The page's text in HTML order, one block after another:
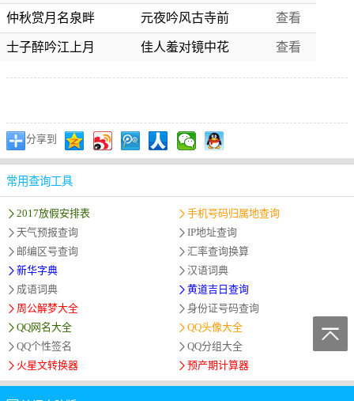
仲秋赏月名泉畔 元夜吟风古寺前 查看
士子醉吟江上月 佳人羞对镜中花 查看
分享到
常用查询工具
2017放假安排表
手机号码归属地查询
天气预报查询
IP地址查询
邮编区号查询
汇率查询换算
新华字典
汉语词典
成语词典
黄道吉日查询
周公解梦大全
身份证号码查询
QQ网名大全
QQ头像大全
QQ个性签名
QQ分组大全
火星文转换器
预产期计算器